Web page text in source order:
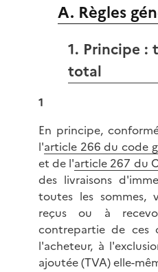
A. Règles
1. Principe :
total
1
En principe,
l'article 266 du code
et de l'article 267 du
des livraisons
toutes les sommes,
reçus ou à
contrepartie de ces
l'acheteur, à
ajoutée (TVA) elle-